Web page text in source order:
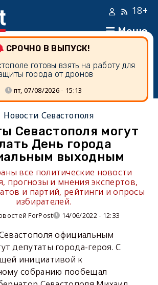
Меню
18+
СРОЧНО В ВЫПУСК!
готовы взять на работу для
города от дронов
пт, 07/08/2026 - 15:13
Новости Севастополя
Севастополя могут
День города
выходным
все политические новости
прогнозы и мнения экспертов,
и партий, рейтинги и опросы
избирателей.
ForPost 14/06/2022 - 12:33
официальным
депутаты города-героя. С
инициативой к
собранию пообещал